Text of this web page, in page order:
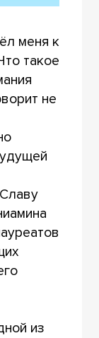
меня к
такое
не
из